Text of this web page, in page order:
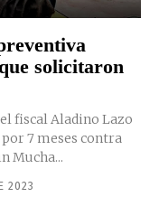
solicitaron
fiscal Aladino Lazo
7 meses contra
Mucha...
2023